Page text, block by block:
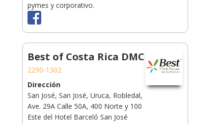
pymes y corporativo.
Best of Costa Rica DMC
2290-1302
Dirección
San José, San José, Uruca, Robledal,
Ave. 29A Calle 50A, 400 Norte y 100
Este del Hotel Barceló San José